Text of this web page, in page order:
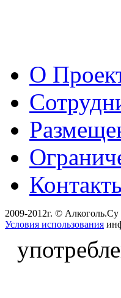
О
2009-2012г. ©
Условия использования